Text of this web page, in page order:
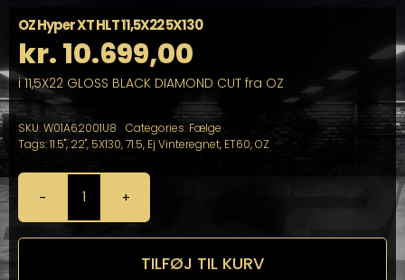
OZ Hyper XT HLT 11,5X22 5X130
kr.10.699,00
i 11,5X22 GLOSS BLACK DIAMOND CUT fra OZ
SKU:W01A62001U8 Categories: Fælge
Tags:11.5",22", 5X130,71.5, Ej Vinteregnet, ET60,OZ
OZ
Hyper
XT
TILFØJ TIL KURV